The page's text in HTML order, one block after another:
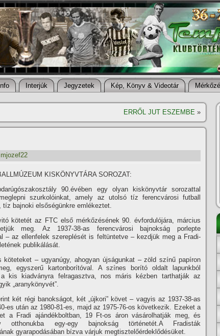
Info Interjúk Jegyzetek Kép, Könyv & Videotár
ERRŐL JUT ESZEMBE »
mjozef22
KISKÖNYVTÁRA SOROZAT:
90.évében egy olyan kiskönyvtár sorozattal
szurkolóinkat, amely az utolsó tí­z ferencvárosi futball
tí­z bajnoki elsőségünkre emlékeztet.
kötetét az FTC első mérkőzésének 90. évfordulójára, március
meg. Az 1937-38-as ferencvárosi bajnokság porlepte
– az ellenfelek szereplését is feltüntetve – kezdjük meg a Fradi-
publikálását.
köteteket – ugyanúgy, ahogyan újságunkat – zöld szí­nű papí­ron
egyszerű kartonborí­tóval. A szí­nes borí­tó oldalt lapunkból
kis kiadványra felragasztva, nos máris kézben tarthatják az
„aranykönyvét”.
két régi banokságot, két „újkori” követ – vagyis az 1937-38-as
es után az 1980-81-es, majd az 1975-76-os következik. Ezeket a
a Fradi ajándékboltban, 19 Ft-os áron vásárolhatják meg, és
egy-egy bajnokság történetét.A Fradisták
gyarapodásában bí­zva várjuk megtisztelőérdeklődésüket.